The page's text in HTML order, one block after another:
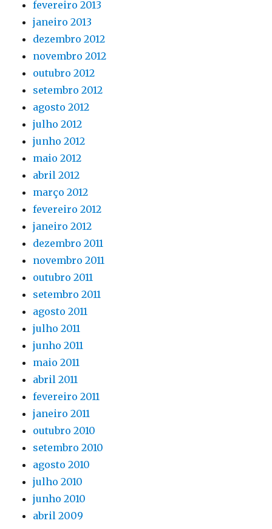
fevereiro 2013
janeiro 2013
dezembro 2012
novembro 2012
outubro 2012
setembro 2012
agosto 2012
julho 2012
junho 2012
maio 2012
abril 2012
março 2012
fevereiro 2012
janeiro 2012
dezembro 2011
novembro 2011
outubro 2011
setembro 2011
agosto 2011
julho 2011
junho 2011
maio 2011
abril 2011
fevereiro 2011
janeiro 2011
outubro 2010
setembro 2010
agosto 2010
julho 2010
junho 2010
abril 2009